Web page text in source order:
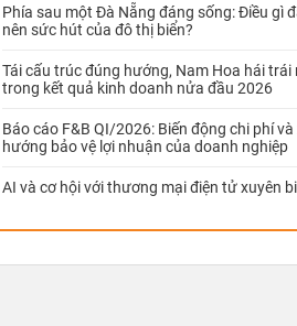
Phía sau một Đà Nẵng đáng sống: Điều gì
nên sức hút của đô thị biển?
Tái cấu trúc đúng hướng, Nam Hoa hái trái
trong kết quả kinh doanh nửa đầu 2026
Báo cáo F&B QI/2026: Biến động chi phí và
hướng bảo vệ lợi nhuận của doanh nghiệp
AI và cơ hội với thương mại điện tử xuyên